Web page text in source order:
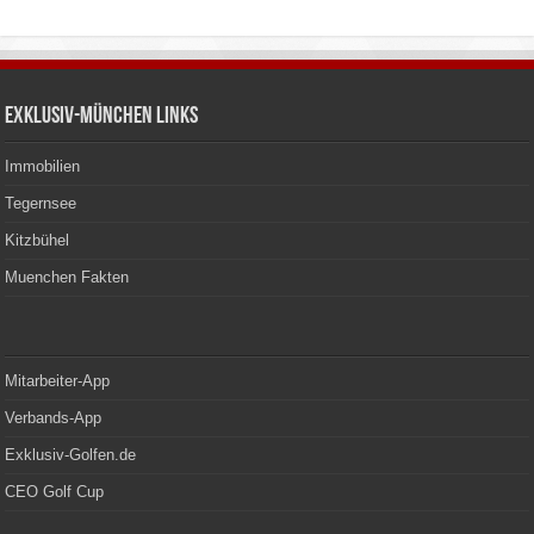
Exklusiv-München Links
Immobilien
Tegernsee
Kitzbühel
Muenchen Fakten
Mitarbeiter-App
Verbands-App
Exklusiv-Golfen.de
CEO Golf Cup